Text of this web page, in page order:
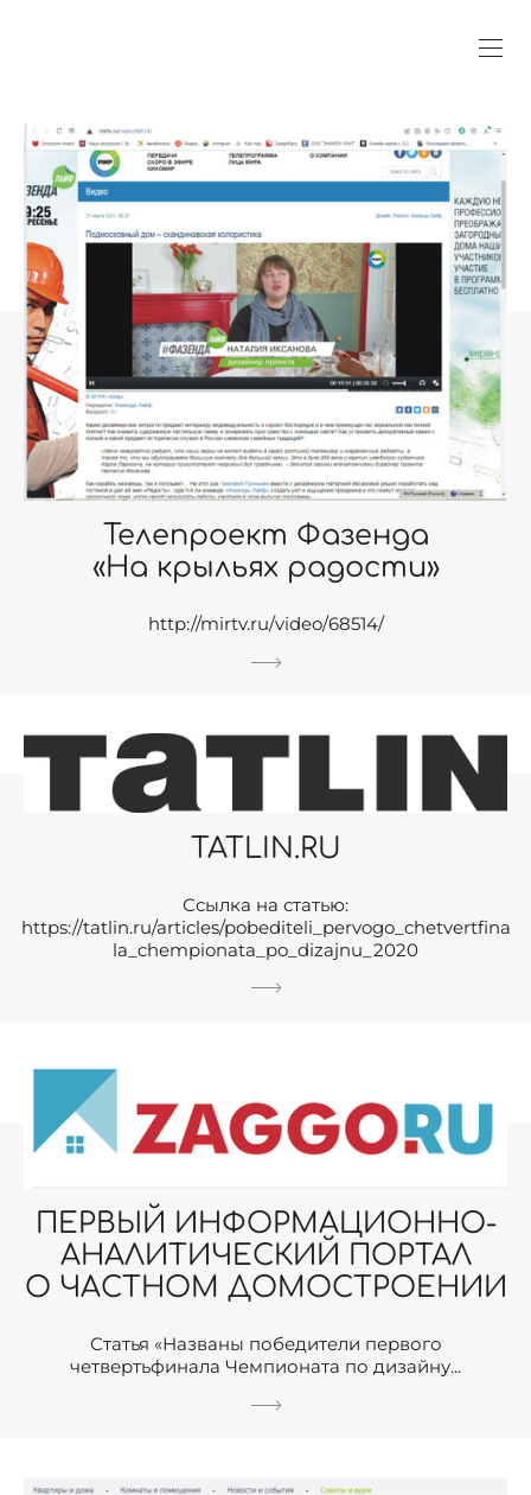
Телепроект Фазенда
«На крыльях радости»
http://mirtv.ru/video/68514/
TATLIN.RU
Ссылка на статью:
https://tatlin.ru/articles/pobediteli_pervogo_chetvertfina
la_chempionata_po_dizajnu_2020
ПЕРВЫЙ ИНФОРМАЦИОННО-
АНАЛИТИЧЕСКИЙ ПОРТАЛ
О ЧАСТНОМ ДОМОСТРОЕНИИ
Статья «Названы победители первого
четвертьфинала Чемпионата по дизайну...